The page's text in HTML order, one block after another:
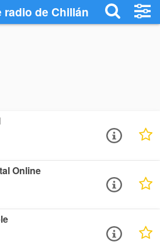
radio de Chillán
Online